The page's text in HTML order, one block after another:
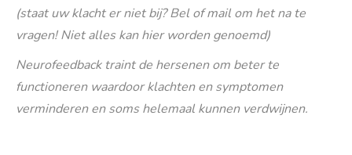
(staat uw klacht er niet bij? Bel of mail om het na te
vragen! Niet alles kan hier worden genoemd)
Neurofeedback traint de hersenen om beter te
functioneren waardoor klachten en symptomen
verminderen en soms helemaal kunnen verdwijnen.